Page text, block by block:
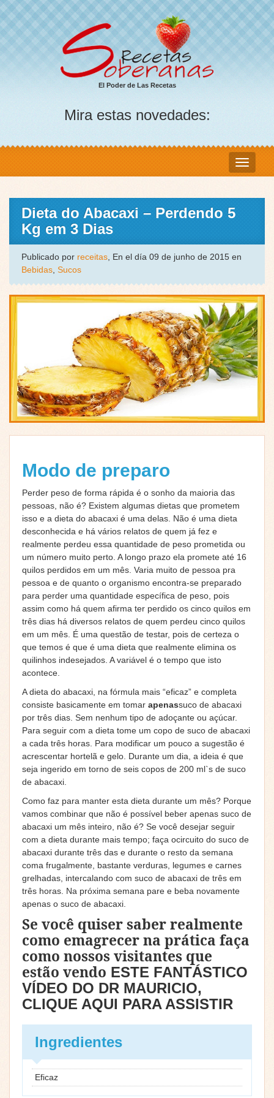
El Poder de Las Recetas
Mira estas novedades:
Dieta do Abacaxi – Perdendo 5
Kg em 3 Dias
Publicado por receitas, En el día 09 de junho de 2015 en
Bebidas, Sucos
Modo de preparo
Perder peso de forma rápida é o sonho da maioria das
pessoas, não é? Existem algumas dietas que prometem
isso e a dieta do abacaxi é uma delas. Não é uma dieta
desconhecida e há vários relatos de quem já fez e
realmente perdeu essa quantidade de peso prometida ou
um número muito perto. A longo prazo ela promete até 16
quilos perdidos em um mês. Varia muito de pessoa pra
pessoa e de quanto o organismo encontra-se preparado
para perder uma quantidade específica de peso, pois
assim como há quem afirma ter perdido os cinco quilos em
três dias há diversos relatos de quem perdeu cinco quilos
em um mês. É uma questão de testar, pois de certeza o
que temos é que é uma dieta que realmente elimina os
quilinhos indesejados. A variável é o tempo que isto
acontece.
A dieta do abacaxi, na fórmula mais “eficaz” e completa
consiste basicamente em tomar apenassuco de abacaxi
por três dias. Sem nenhum tipo de adoçante ou açúcar.
Para seguir com a dieta tome um copo de suco de abacaxi
a cada três horas. Para modificar um pouco a sugestão é
acrescentar hortelã e gelo. Durante um dia, a ideia é que
seja ingerido em torno de seis copos de 200 ml`s de suco
de abacaxi.
Como faz para manter esta dieta durante um mês? Porque
vamos combinar que não é possível beber apenas suco de
abacaxi um mês inteiro, não é? Se você desejar seguir
com a dieta durante mais tempo; faça ocircuito do suco de
abacaxi durante três das e durante o resto da semana
coma frugalmente, bastante verduras, legumes e carnes
grelhadas, intercalando com suco de abacaxi de três em
três horas. Na próxima semana pare e beba novamente
apenas o suco de abacaxi.
Se você quiser saber realmente
como emagrecer na prática faça
como nossos visitantes que
estão vendo ESTE FANTÁSTICO
VÍDEO DO DR MAURICIO,
CLIQUE AQUI PARA ASSISTIR
Ingredientes
Eficaz